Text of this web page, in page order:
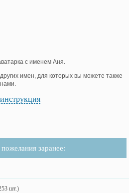
с именем Аня.
имен, для которых вы можете также
заранее:
шт.)